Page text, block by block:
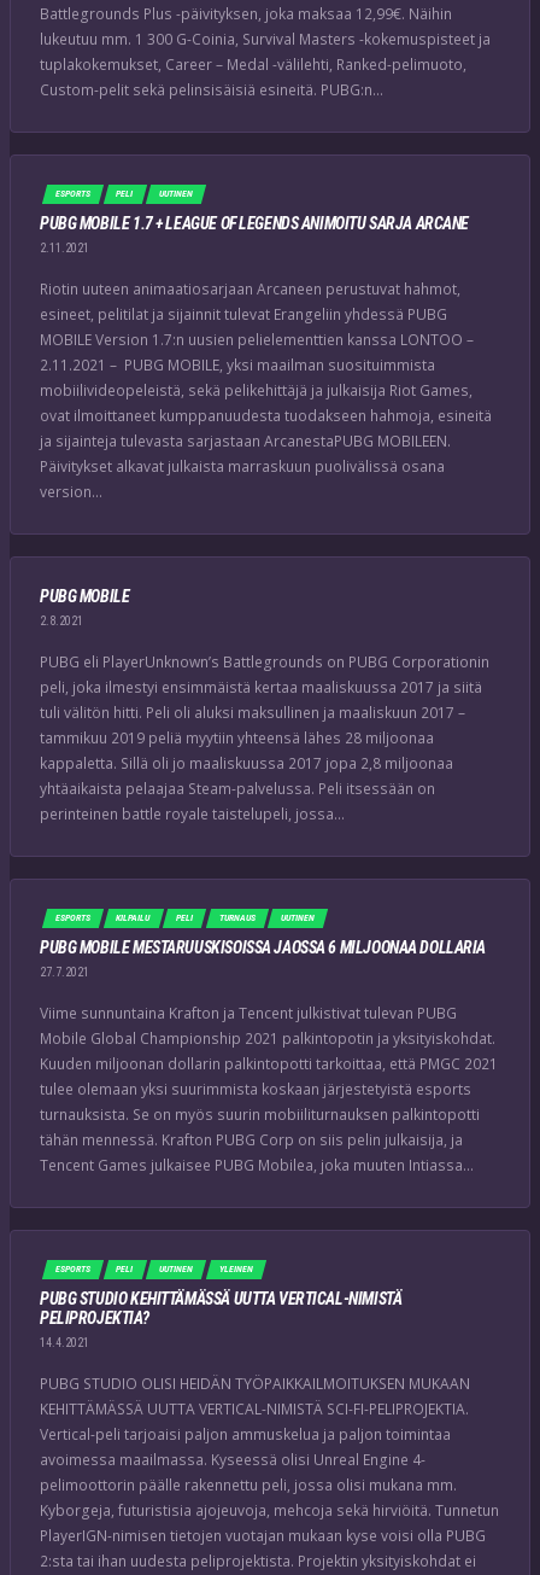
Battlegrounds Plus -päivityksen, joka maksaa 12,99€. Näihin
lukeutuu mm. 1 300 G-Coinia, Survival Masters -kokemuspisteet ja
tuplakokemukset, Career – Medal -välilehti, Ranked-pelimuoto,
Custom-pelit sekä pelinsisäisiä esineitä. PUBG:n…
ESPORTS PELI UUTINEN
PUBG MOBILE 1.7 + LEAGUE OF LEGENDS ANIMOITU SARJA ARCANE
2.11.2021
Riotin uuteen animaatiosarjaan Arcaneen perustuvat hahmot,
esineet, pelitilat ja sijainnit tulevat Erangeliin yhdessä PUBG
MOBILE Version 1.7:n uusien pelielementtien kanssa LONTOO –
2.11.2021 – PUBG MOBILE, yksi maailman suosituimmista
mobiilivideopeleistä, sekä pelikehittäjä ja julkaisija Riot Games,
ovat ilmoittaneet kumppanuudesta tuodakseen hahmoja, esineitä
ja sijainteja tulevasta sarjastaan ArcanestaPUBG MOBILEEN.
Päivitykset alkavat julkaista marraskuun puolivälissä osana
version…
PUBG MOBILE
2.8.2021
PUBG eli PlayerUnknown’s Battlegrounds on PUBG Corporationin
peli, joka ilmestyi ensimmäistä kertaa maaliskuussa 2017 ja siitä
tuli välitön hitti. Peli oli aluksi maksullinen ja maaliskuun 2017 –
tammikuu 2019 peliä myytiin yhteensä lähes 28 miljoonaa
kappaletta. Sillä oli jo maaliskuussa 2017 jopa 2,8 miljoonaa
yhtäaikaista pelaajaa Steam-palvelussa. Peli itsessään on
perinteinen battle royale taistelupeli, jossa…
ESPORTS KILPAILU PELI TURNAUS UUTINEN
PUBG MOBILE MESTARUUSKISOISSA JAOSSA 6 MILJOONAA DOLLARIA
27.7.2021
Viime sunnuntaina Krafton ja Tencent julkistivat tulevan PUBG
Mobile Global Championship 2021 palkintopotin ja yksityiskohdat.
Kuuden miljoonan dollarin palkintopotti tarkoittaa, että PMGC 2021
tulee olemaan yksi suurimmista koskaan järjestetyistä esports
turnauksista. Se on myös suurin mobiiliturnauksen palkintopotti
tähän mennessä. Krafton PUBG Corp on siis pelin julkaisija, ja
Tencent Games julkaisee PUBG Mobilea, joka muuten Intiassa…
ESPORTS PELI UUTINEN YLEINEN
PUBG STUDIO KEHITTÄMÄSSÄ UUTTA VERTICAL-NIMISTÄ
PELIPROJEKTIA?
14.4.2021
PUBG STUDIO OLISI HEIDÄN TYÖPAIKKAILMOITUKSEN MUKAAN
KEHITTÄMÄSSÄ UUTTA VERTICAL-NIMISTÄ SCI-FI-PELIPROJEKTIA.
Vertical-peli tarjoaisi paljon ammuskelua ja paljon toimintaa
avoimessa maailmassa. Kyseessä olisi Unreal Engine 4-
pelimoottorin päälle rakennettu peli, jossa olisi mukana mm.
Kyborgeja, futuristisia ajojeuvoja, mehcoja sekä hirviöitä. Tunnetun
PlayerIGN-nimisen tietojen vuotajan mukaan kyse voisi olla PUBG
2:sta tai ihan uudesta peliprojektista. Projektin yksityiskohdat ei